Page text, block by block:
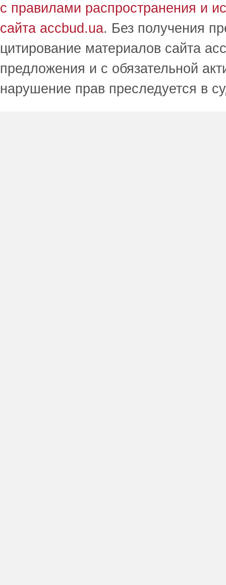
с правилами распространения и
сайта accbud.ua. Без получения
цитирование материалов сайта
предложения и с обязательной
нарушение прав преследуется в